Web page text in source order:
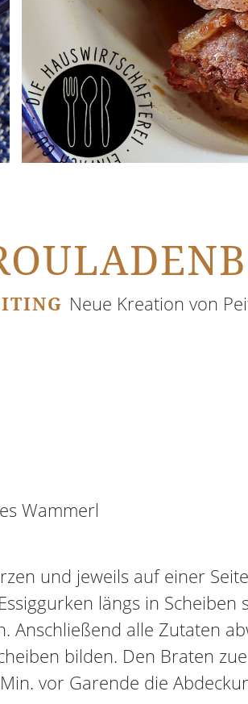
Neue Kreation von
Wammerl
und jeweils auf einer
längs in
Anschließend alle Zutaten
bilden. Den Braten
vor Garende die